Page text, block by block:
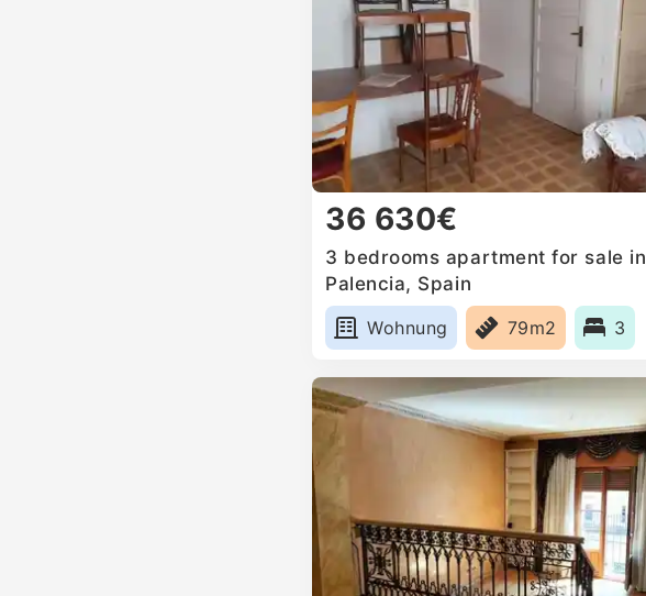
36 630€
3 bedrooms apartment for sale in
Palencia, Spain
Wohnung
79m2 3